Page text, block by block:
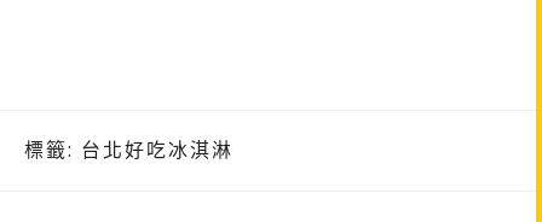
標籤: 台北好吃冰淇淋